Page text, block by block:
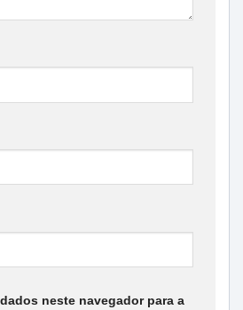
neste navegador para a